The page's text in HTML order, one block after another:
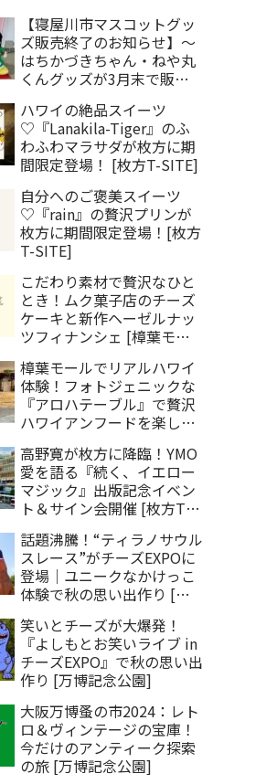
【寝屋川市マスコットグッ
ズ販売終了のお知らせ】～
はちかづきちゃん・ねや丸
くんグッズが3月末で販売
ハワイの絶品スイーツ
♡『Lanakila-Tiger』のふ
わふわマラサダが枚方に期
間限定登場！ [枚方T-SITE]
自分へのご褒美スイーツ
♡『rain』の贅沢プリンが
枚方に期間限定登場！[枚方
T-SITE]
こだわり素材で贅沢なひと
とき！ムク菓子店のチーズ
ケーキと新作ヘーゼルナッ
ツフィナンシェ [樟葉モー
樟葉モールでリアルハワイ
体験！フォトジェニックな
『アロハテーブル』で贅沢
ハワイアンフードを楽しも
高野寛が枚方に降臨！YMO
愛を語る『続く、イエロー
マジック』出版記念イベン
ト＆サイン会開催 [枚方T-
話題沸騰！“ティラノサウル
スレース”がチーズEXPOに
登場｜ユニークなかけっこ
体験で秋の思い出作り [万
笑いとチーズが大爆発！
『よしもとお笑いライブ in
チーズEXPO』で秋の思い出
作り [万博記念公園]
大阪万博蚤の市2024：レト
ロ＆ヴィンテージの宝庫！
今だけのアンティーク探索
の旅 [万博記念公園]